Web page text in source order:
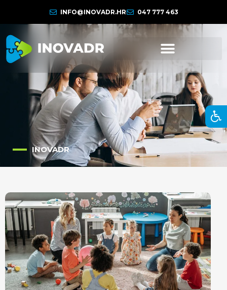
INFO@INOVADR.HR 047 777 463
INOVADR